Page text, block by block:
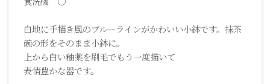
白地に手描き風のブルーラインがかわいい小鉢です。抹茶
碗の形をそのまま小鉢に。
上から白い釉薬を刷毛でもう一度描いて
表情豊かな器です。